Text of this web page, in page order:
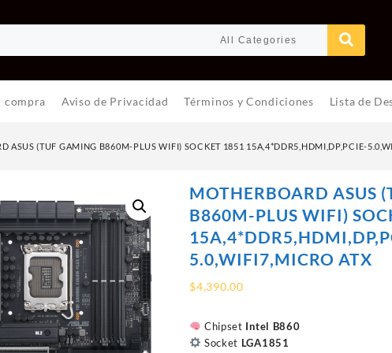
compra Aviso de Privacidad Términos y Condiciones Lista de
ASUS (TUF GAMING B860M-PLUS WIFI) SOCKET 1851 15A,4*DDR5,HDMI,DP,PCIE-
MOTHERBOARD ASUS
B860M-PLUS WIFI)
5.0,WIFI7,MICRO ATX
$4,390.00
Chipset Intel B860
Socket LGA1851